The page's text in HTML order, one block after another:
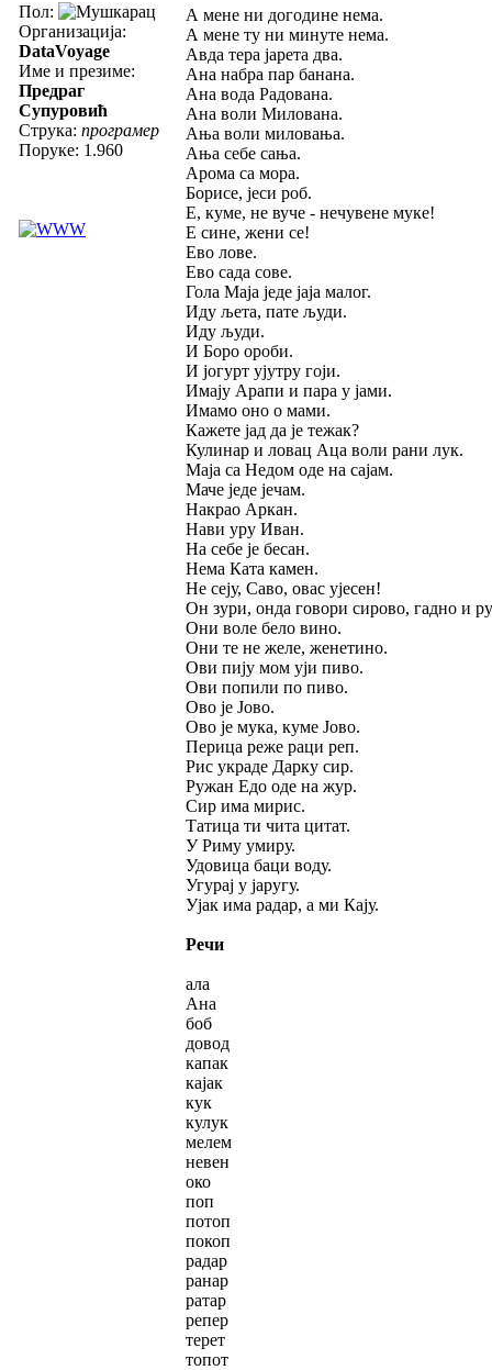
Пол:
Организација:
DataVoyage
Име и презиме:
Предраг
Супуровић
Струка: програмер
Поруке: 1.960
А мене ни догодине нема.
А мене ту ни минуте нема.
Авда тера јарета два.
Ана набра пар банана.
Ана вода Радована.
Ана воли Милована.
Ања воли миловања.
Ања себе сања.
Арома са мора.
Борисе, јеси роб.
Е, куме, не вуче - нечувене муке!
Е сине, жени се!
Ево лове.
Ево сада сове.
Гола Маја једе јаја малог.
Иду љета, пате људи.
Иду људи.
И Боро ороби.
И јогурт ујутру гоји.
Имају Арапи и пара у јами.
Имамо оно о мами.
Кажете јад да је тежак?
Кулинар и ловац Аца воли рани лук.
Маја са Недом оде на сајам.
Маче једе јечам.
Накрао Аркан.
Нави уру Иван.
На себе је бесан.
Нема Ката камен.
Не сеју, Саво, овас ујесен!
Он зури, онда говори сирово, гадно и
Они воле бело вино.
Они те не желе, женетино.
Ови пију мом уји пиво.
Ови попили по пиво.
Ово је Јово.
Ово је мука, куме Јово.
Перица реже раци реп.
Рис украде Дарку сир.
Ружан Едо оде на жур.
Сир има мирис.
Татица ти чита цитат.
У Риму умиру.
Удовица баци воду.
Угурај у јаругу.
Ујак има радар, а ми Кају.
Речи
ала
Ана
боб
довод
капак
кајак
кук
кулук
мелем
невен
око
поп
потоп
покоп
радар
ранар
ратар
репер
терет
топот